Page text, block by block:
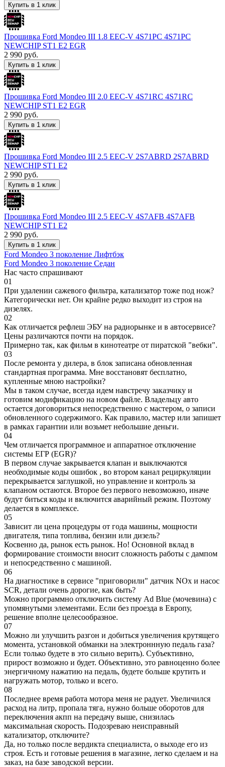
Купить в 1 клик
Прошивка Ford Mondeo III 1.8 EEC-V 4S71PC 4S71PC
NEWCHIP ST1 E2 EGR
2 990 руб.
Купить в 1 клик
Прошивка Ford Mondeo III 2.0 EEC-V 4S71RC 4S71RC
NEWCHIP ST1 E2 EGR
2 990 руб.
Купить в 1 клик
Прошивка Ford Mondeo III 2.5 EEC-V 2S7ABRD 2S7ABRD
NEWCHIP ST1 E2
2 990 руб.
Купить в 1 клик
Прошивка Ford Mondeo III 2.5 EEC-V 4S7AFB 4S7AFB
NEWCHIP ST1 E2
2 990 руб.
Купить в 1 клик
Ford Mondeo 3 поколение Лифтбэк
Ford Mondeo 3 поколение Седан
Нас часто спрашивают
01
При удалении сажевого фильтра, катализатор тоже под нож?
Категорически нет. Он крайне редко выходит из строя на
дизелях.
02
Как отличается рефлеш ЭБУ на радиорынке и в автосервисе?
Цены различаются почти на порядок.
Примерно так, как фильм в кинотеатре от пиратской "вебки".
03
После ремонта у дилера, в блок записана обновленная
стандартная программа. Мне восстановят бесплатно,
купленные мною настройки?
Мы в таком случае, всегда идем навстречу заказчику и
готовим модификацию на новом файле. Владельцу авто
остается договориться непосредственно с мастером, о записи
обновленного содержимого. Как правило, мастер или запишет
в рамках гарантии или возьмет небольшие деньги.
04
Чем отличается программное и аппаратное отключение
системы ЕГР (EGR)?
В первом случае закрывается клапан и выключаются
необходимые коды ошибок , во втором канал рециркуляции
перекрывается заглушкой, но управление и контроль за
клапаном остаются. Второе без первого невозможно, иначе
будут биться коды и включится аварийный режим. Поэтому
делается в комплексе.
05
Зависит ли цена процедуры от года машины, мощности
двигателя, типа топлива, бензин или дизель?
Косвенно да, рынок есть рынок. Но! Основной вклад в
формирование стоимости вносит сложность работы с дампом
и непосредственно с машиной.
06
На диагностике в сервисе "приговорили" датчик NOx и насос
SCR, детали очень дорогие, как быть?
Можно программно отключить систему Ad Blue (мочевина) с
упомянутыми элементами. Если без проезда в Европу,
решение вполне целесообразное.
07
Можно ли улучшить разгон и добиться увеличения крутящего
момента, установкой обманки на электроннную педаль газа?
Если только будете в это сильно верить). Субъективно,
прирост возможно и будет. Объективно, это равноценно более
энергичному нажатию на педаль, будете больше крутить и
нагружать мотор, только и всего.
08
Последнее время работа мотора меня не радует. Увеличился
расход на литр, пропала тяга, нужно больше оборотов для
переключения акпп на передачу выше, снизилась
максимальная скорость. Подозреваю неисправный
катализатор, отключите?
Да, но только после вердикта специалиста, о выходе его из
строя. Есть и готовые решения в магазине, легко сделаем и на
заказ, на базе заводской версии.